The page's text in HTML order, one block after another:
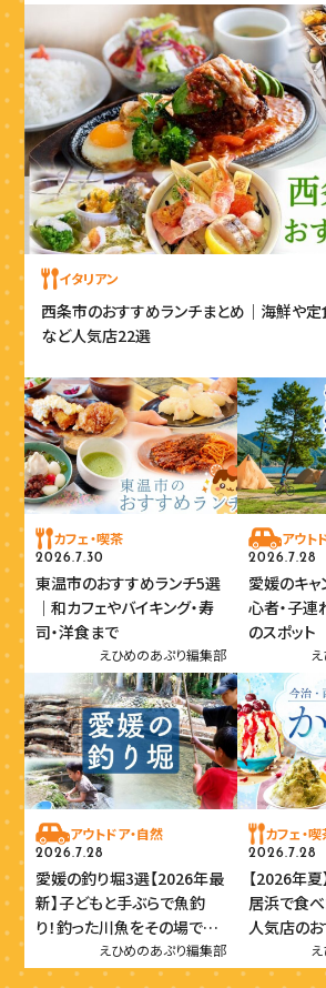
イタリアン
西条市のおすすめランチまとめ｜海鮮や定
など人気店22選
カフェ・喫茶
2026.7.30
東温市のおすすめランチ5選
｜和カフェやバイキング・寿
司・洋食まで
えひめのあぷり編集部
アウト
2026.7.28
愛媛のキ
心者・子
のスポット
アウトドア・自然
2026.7.28
愛媛の釣り堀3選【2026年最
新】子どもと手ぶらで魚釣
り！釣った川魚をその場で味
えひめのあぷり編集部
カフェ・
2026.7.28
【2026年夏
居浜で食べ
人気店の